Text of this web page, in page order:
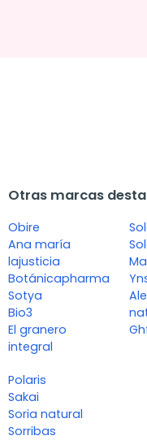
Otras marcas
Obire
Ana maría
lajusticia
Botánicapharma
Sotya
Bio3
El granero
integral
Polaris
Sakai
Soria natural
Sorribas